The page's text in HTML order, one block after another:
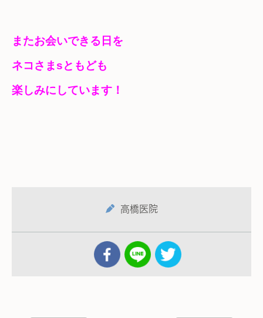
またお会いできる日を
ネコさまsともども
楽しみにしています！
高橋医院